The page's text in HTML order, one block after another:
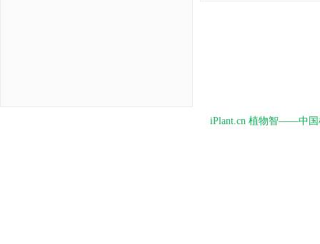
iPlant.cn 植物智——中国